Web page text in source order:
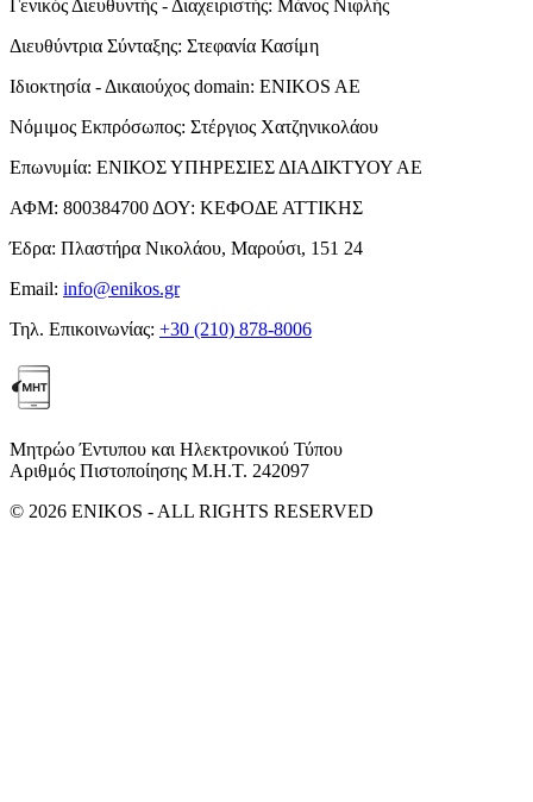
Γενικός Διευθυντής - Διαχειριστής: Μάνος Νιφλής
Διευθύντρια Σύνταξης: Στεφανία Κασίμη
Ιδιοκτησία - Δικαιούχος domain: ENIKOS AE
Νόμιμος Εκπρόσωπος: Στέργιος Χατζηνικολάου
Επωνυμία: ΕΝΙΚΟΣ ΥΠΗΡΕΣΙΕΣ ΔΙΑΔΙΚΤΥΟΥ ΑΕ
ΑΦΜ: 800384700 ΔΟΥ: ΚΕΦΟΔΕ ΑΤΤΙΚΗΣ
Έδρα: Πλαστήρα Νικολάου, Μαρούσι, 151 24
Email: info@enikos.gr
Τηλ. Επικοινωνίας: +30 (210) 878-8006
Μητρώο Έντυπου και Ηλεκτρονικού Τύπου
Αριθμός Πιστοποίησης Μ.Η.Τ. 242097
© 2026 ENIKOS - ALL RIGHTS RESERVED